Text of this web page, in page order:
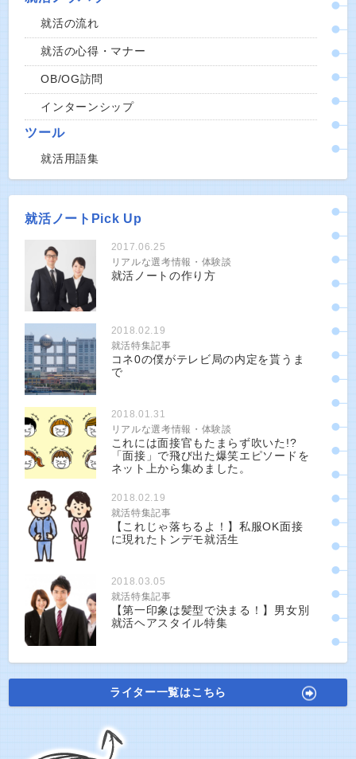
就活の流れ
就活の心得・マナー
OB/OG訪問
インターンシップ
ツール
就活用語集
就活ノートPick Up
2017.06.25
リアルな選考情報・体験談
就活ノートの作り方
2018.02.19
就活特集記事
コネ0の僕がテレビ局の内定を貰うま
で
2018.01.31
リアルな選考情報・体験談
これには面接官もたまらず吹いた!?
「面接」で飛び出た爆笑エピソードを
ネット上から集めました。
2018.02.19
就活特集記事
【これじゃ落ちるよ！】私服OK面接
に現れたトンデモ就活生
2018.03.05
就活特集記事
【第一印象は髪型で決まる！】男女別
就活ヘアスタイル特集
ライター一覧はこちら